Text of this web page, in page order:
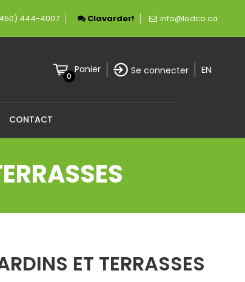
canadienne spécialisée en éclairage
444-4007 Clavarder! info@ledco.ca
0
Panier Se connecter EN
CONTACT
ET TERRASSES